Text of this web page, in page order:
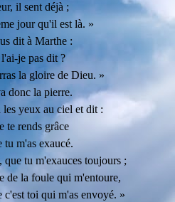
il sent déjà ;
jour qu'il est là. »
dit à Marthe :
je pas dit ?
la gloire de Dieu. »
donc la pierre.
les yeux au ciel et dit :
te rends grâce
tu m'as exaucé.
que tu m'exauces toujours ;
de la foule qui m'entoure,
toi qui m'as envoyé. »